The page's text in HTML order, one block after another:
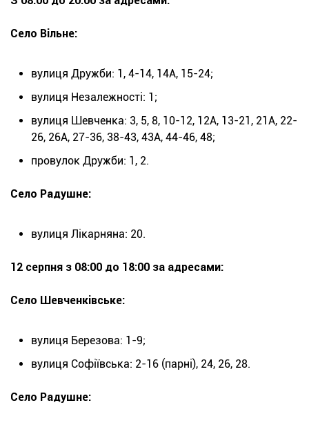
Село Вільне:
вулиця Дружби: 1, 4-14, 14А, 15-24;
вулиця Незалежності: 1;
вулиця Шевченка: 3, 5, 8, 10-12, 12А, 13-21, 21А, 22-
26, 26А, 27-36, 38-43, 43А, 44-46, 48;
провулок Дружби: 1, 2.
Село Радушне:
вулиця Лікарняна: 20.
12 серпня з 08:00 до 18:00 за адресами:
Село Шевченківське:
вулиця Березова: 1-9;
вулиця Софіївська: 2-16 (парні), 24, 26, 28.
Село Радушне: